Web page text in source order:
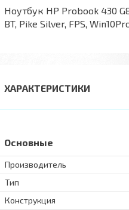
Ноутбук HP Probook 430
BT, Pike Silver, FPS,
ХАРАКТЕРИСТИКИ
Основные
Производитель
Тип
Конструкция